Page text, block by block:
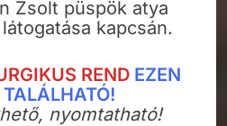
Zsolt püspök atya
kapcsán.
REND EZEN
nyomtatható!